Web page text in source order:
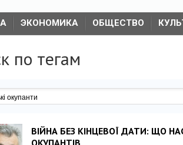
ЭКОНОМИКА ОБЩЕСТВО
по тегам
ВІЙНА БЕЗ КІНЦЕВОЇ ДАТИ: ЩО
ОКУПАНТІВ